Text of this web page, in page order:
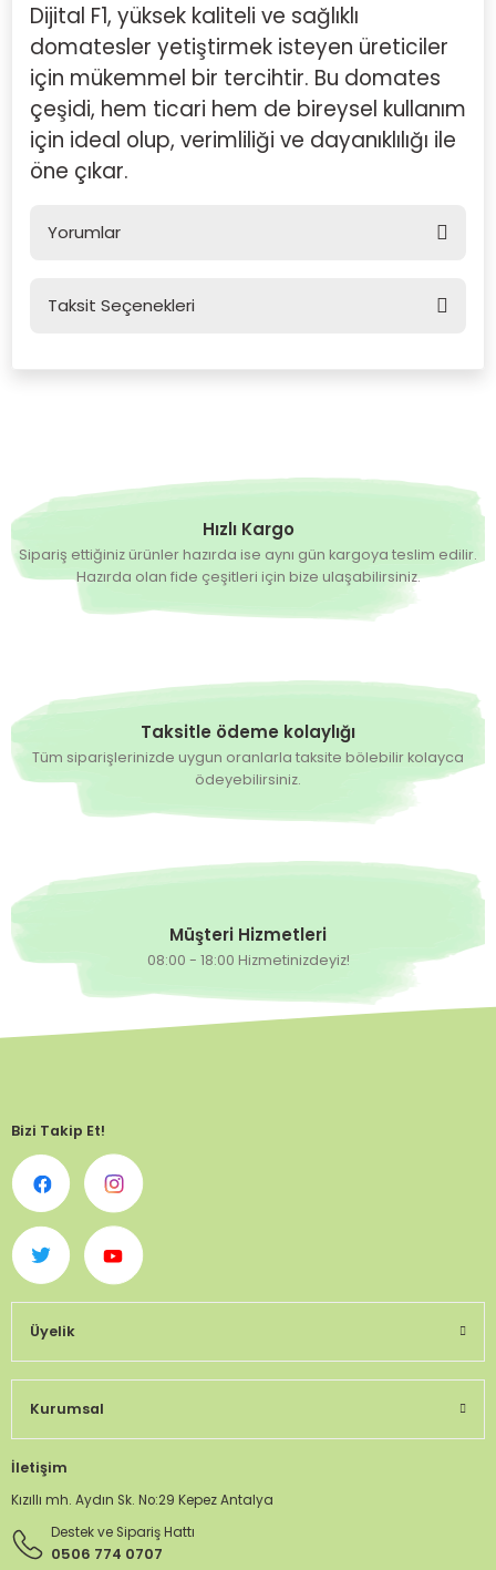
Dijital F1, yüksek kaliteli ve sağlıklı
domatesler yetiştirmek isteyen üreticiler
için mükemmel bir tercihtir. Bu domates
çeşidi, hem ticari hem de bireysel kullanım
için ideal olup, verimliliği ve dayanıklılığı ile
öne çıkar.
Yorumlar
Taksit Seçenekleri
Hızlı Kargo
Sipariş ettiğiniz ürünler hazırda ise aynı gün kargoya teslim edilir.
Hazırda olan fide çeşitleri için bize ulaşabilirsiniz.
Taksitle ödeme kolaylığı
Tüm siparişlerinizde uygun oranlarla taksite bölebilir kolayca
ödeyebilirsiniz.
Müşteri Hizmetleri
08:00 - 18:00 Hizmetinizdeyiz!
Bizi Takip Et!
Üyelik
Kurumsal
İletişim
Kızıllı mh. Aydın Sk. No:29 Kepez Antalya
Destek ve Sipariş Hattı
0506 774 0707